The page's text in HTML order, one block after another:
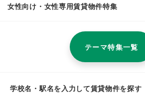
女性向け・女性専用賃貸物件特集
テーマ特集一覧
学校名・駅名を入力して賃貸物件を探す